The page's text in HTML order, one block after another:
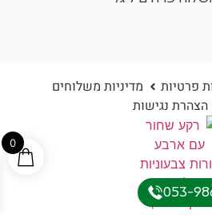
פרטיות
מדיניות משלוחים
הצהרת נגישות
0